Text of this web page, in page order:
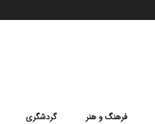
فرهنگ و هنر گردشگری